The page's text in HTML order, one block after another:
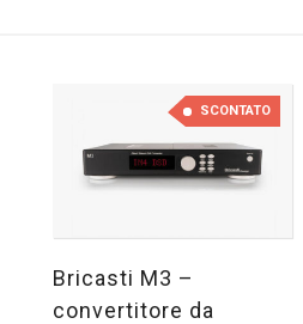
SCONTATO
Bricasti M3 –
convertitore da